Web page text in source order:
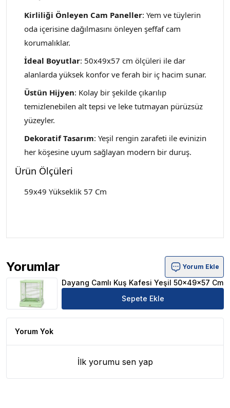
Kirliliği Önleyen Cam Paneller: Yem ve tüylerin
oda içerisine dağılmasını önleyen şeffaf cam
korumalıklar.
İdeal Boyutlar: 50x49x57 cm ölçüleri ile dar
alanlarda yüksek konfor ve ferah bir iç hacim sunar.
Üstün Hijyen: Kolay bir şekilde çıkarılıp
temizlenebilen alt tepsi ve leke tutmayan pürüzsüz
yüzeyler.
Dekoratif Tasarım: Yeşil rengin zarafeti ile evinizin
her köşesine uyum sağlayan modern bir duruş.
Ürün Ölçüleri
59x49 Yükseklik 57 Cm
Yorumlar
Dayang Camlı Kuş Kafesi Yeşil 50x49x57 Cm Ürün
Yorum Ekle
Dayang Camlı Kuş Kafesi Yeşil 50x49x57 Cm
Sepete Ekle
Yorum Yok
İlk yorumu sen yap